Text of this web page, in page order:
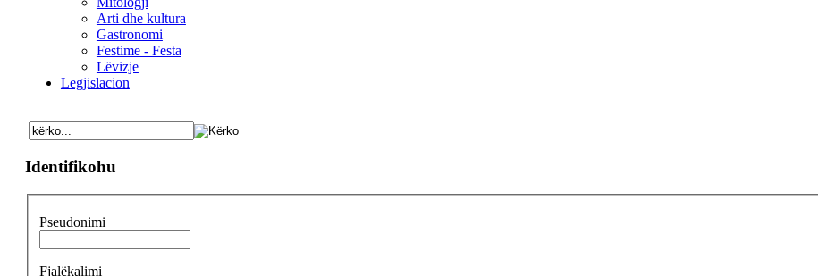
Arti dhe kultura
Gastronomi
Festime - Festa
Lëvizje
Legjislacion
Identifikohu
Pseudonimi
Fjalëkalimi